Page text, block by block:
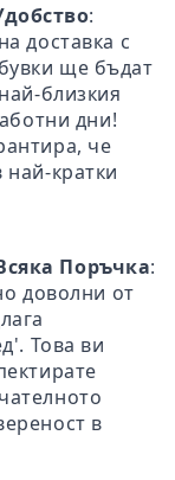
:
доставка с
ще бъдат
близкия
дни!
че
кратки
Поръчка:
доволни от
Това ви
в